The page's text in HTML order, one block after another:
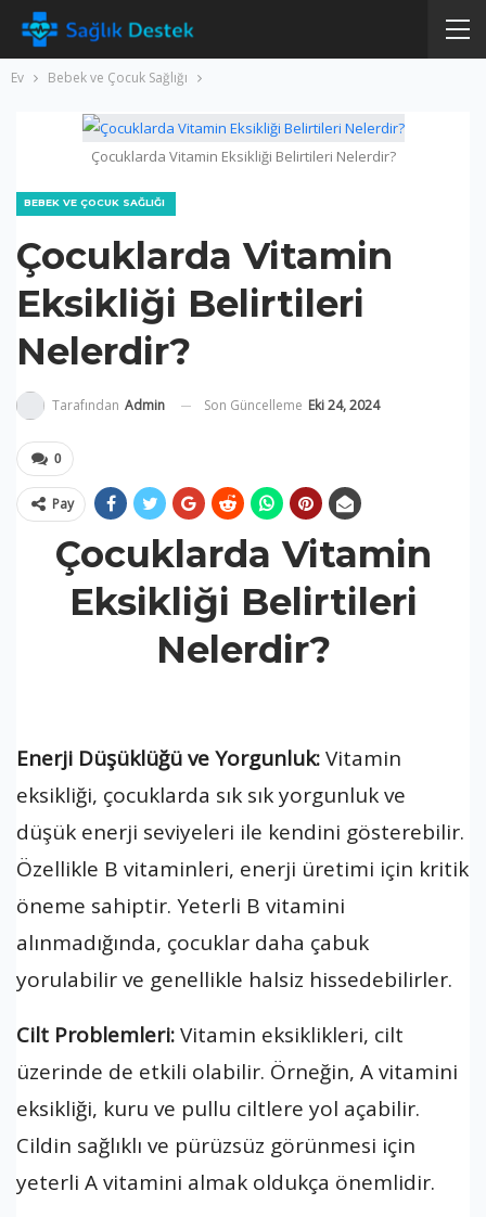
Ev Bebek ve Çocuk Sağlığı
Çocuklarda Vitamin Eksikliği Belirtileri Nelerdir?
BEBEK VE ÇOCUK SAĞLIĞI
Çocuklarda Vitamin
Eksikliği Belirtileri
Nelerdir?
Tarafından Admin Son Güncelleme Eki 24, 2024
0
Pay
Çocuklarda Vitamin
Eksikliği Belirtileri
Nelerdir?
Enerji Düşüklüğü ve Yorgunluk:Vitamin
eksikliği, çocuklarda sık sık yorgunluk ve
düşük enerji seviyeleri ile kendini gösterebilir.
Özellikle B vitaminleri, enerji üretimi için kritik
öneme sahiptir. Yeterli B vitamini
alınmadığında, çocuklar daha çabuk
yorulabilir ve genellikle halsiz hissedebilirler.
Cilt Problemleri:Vitamin eksiklikleri, cilt
üzerinde de etkili olabilir. Örneğin, A vitamini
eksikliği, kuru ve pullu ciltlere yol açabilir.
Cildin sağlıklı ve pürüzsüz görünmesi için
yeterli A vitamini almak oldukça önemlidir.